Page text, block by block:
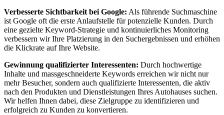
Verbesserte Sichtbarkeit bei Google: Als führende Suchmaschine
ist Google oft die erste Anlaufstelle für potenzielle Kunden. Durch
eine gezielte Keyword-Strategie und kontinuierliches Monitoring
verbessern wir Ihre Platzierung in den Suchergebnissen und erhöhen
die Klickrate auf Ihre Website.
Gewinnung qualifizierter Interessenten: Durch hochwertige
Inhalte und massgeschneiderte Keywords erreichen wir nicht nur
mehr Besucher, sondern auch qualifizierte Interessenten, die aktiv
nach den Produkten und Dienstleistungen Ihres Autohauses suchen.
Wir helfen Ihnen dabei, diese Zielgruppe zu identifizieren und
erfolgreich zu Kunden zu konvertieren.